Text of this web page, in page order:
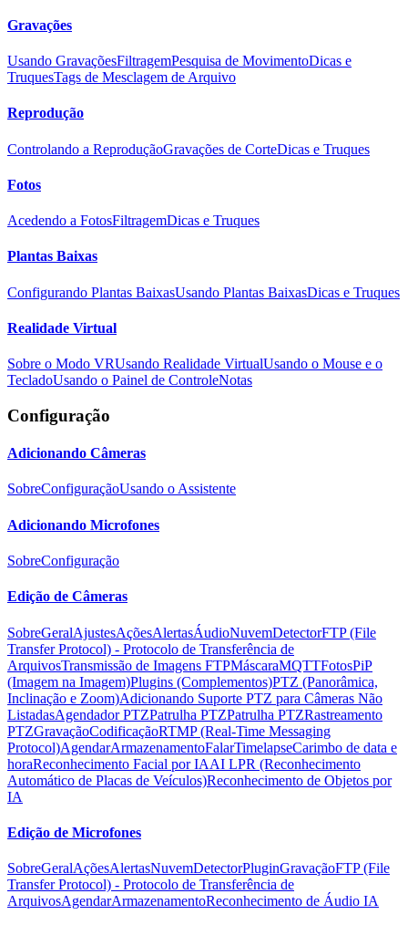
Gravações
Usando GravaçõesFiltragemPesquisa de MovimentoDicas e
TruquesTags de Mesclagem de Arquivo
Reprodução
Controlando a ReproduçãoGravações de CorteDicas e Truques
Fotos
Acedendo a FotosFiltragemDicas e Truques
Plantas Baixas
Configurando Plantas BaixasUsando Plantas BaixasDicas e Truques
Realidade Virtual
Sobre o Modo VRUsando Realidade VirtualUsando o Mouse e o
TecladoUsando o Painel de ControleNotas
Configuração
Adicionando Câmeras
SobreConfiguraçãoUsando o Assistente
Adicionando Microfones
SobreConfiguração
Edição de Câmeras
SobreGeralAjustesAçõesAlertasÁudioNuvemDetectorFTP (File
Transfer Protocol) - Protocolo de Transferência de
ArquivosTransmissão de Imagens FTPMáscaraMQTTFotosPiP
(Imagem na Imagem)Plugins (Complementos)PTZ (Panorâmica,
Inclinação e Zoom)Adicionando Suporte PTZ para Câmeras Não
ListadasAgendador PTZPatrulha PTZPatrulha PTZRastreamento
PTZGravaçãoCodificaçãoRTMP (Real-Time Messaging
Protocol)AgendarArmazenamentoFalarTimelapseCarimbo de data e
horaReconhecimento Facial por IAAI LPR (Reconhecimento
Automático de Placas de Veículos)Reconhecimento de Objetos por
IA
Edição de Microfones
SobreGeralAçõesAlertasNuvemDetectorPluginGravaçãoFTP (File
Transfer Protocol) - Protocolo de Transferência de
ArquivosAgendarArmazenamentoReconhecimento de Áudio IA